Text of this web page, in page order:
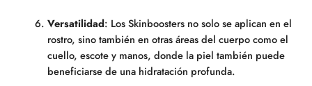
Versatilidad: Los Skinboosters no solo se aplican en el
rostro, sino también en otras áreas del cuerpo como el
cuello, escote y manos, donde la piel también puede
beneficiarse de una hidratación profunda.